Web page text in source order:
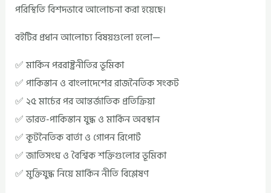
পরিস্থিতি বিশদভাবে আলোচনা করা হয়েছে।
বইটির প্রধান আলোচ্য বিষয়গুলো হলো—
✅ মার্কিন পররাষ্ট্রনীতির ভূমিকা
✅ পাকিস্তান ও বাংলাদেশের রাজনৈতিক সংকট
✅ ২৫ মার্চের পর আন্তর্জাতিক প্রতিক্রিয়া
✅ ভারত-পাকিস্তান যুদ্ধ ও মার্কিন অবস্থান
✅ কূটনৈতিক বার্তা ও গোপন রিপোর্ট
✅ জাতিসংঘ ও বৈশ্বিক শক্তিগুলোর ভূমিকা
✅ মুক্তিযুদ্ধ নিয়ে মার্কিন নীতি বিশ্লেষণ